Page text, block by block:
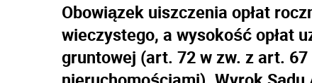
Obowiązek uiszczenia opłat
wieczystego, a wysokość opłat
gruntowej (art. 72 w zw. z art.